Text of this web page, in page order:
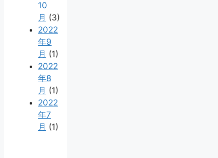
10
月 (3)
2022
年9
月 (1)
2022
年8
月 (1)
2022
年7
月 (1)